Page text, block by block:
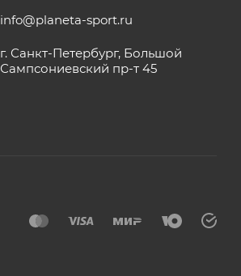
info@planeta-sport.ru
г. Санкт-Петербург, Большой
Сампсониевский пр-т 45